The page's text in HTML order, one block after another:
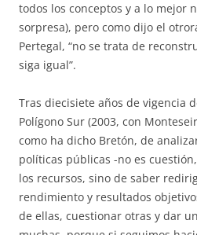
todos los conceptos y a lo mejor
sorpresa), pero como dijo el
Pertegal, “no se trata de
siga igual”.
Tras diecisiete años de vigencia
Polígono Sur (2003, con
como ha dicho Bretón, de
políticas públicas -no es
los recursos, sino de saber
rendimiento y resultados
de ellas, cuestionar otras y dar